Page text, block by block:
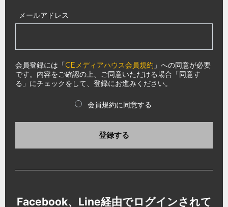
メールアドレス
会員登録には「CEメディアハウス会員規約 」への同意が必要
です。内容をご確認の上、ご同意いただける場合「同意す
る」にチェックをして、登録にお進みください。
会員規約に同意する
登録する
Facebook、Line経由でログインされて